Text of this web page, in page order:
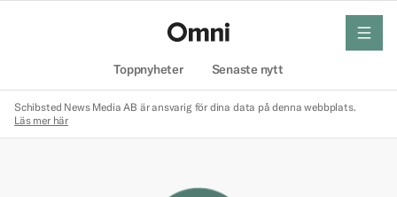
Toppnyheter Senaste nytt
meny
Schibsted News Media AB är ansvarig för dina data på denna webbplats.
Läs mer här